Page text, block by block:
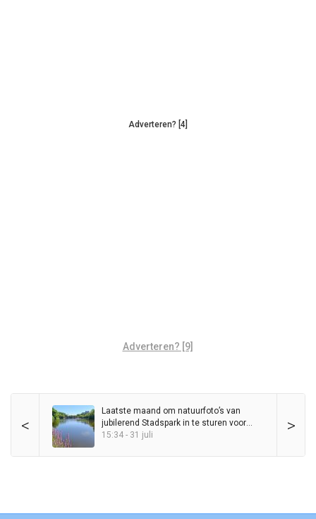
Adverteren? [4]
Adverteren? [9]
< >
Laatste maand om natuurfoto’s van
jubilerend Stadspark in te sturen voor
wedstrijd
15:34 - 31 juli